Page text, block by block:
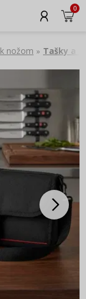
0
nožom » Tašky a